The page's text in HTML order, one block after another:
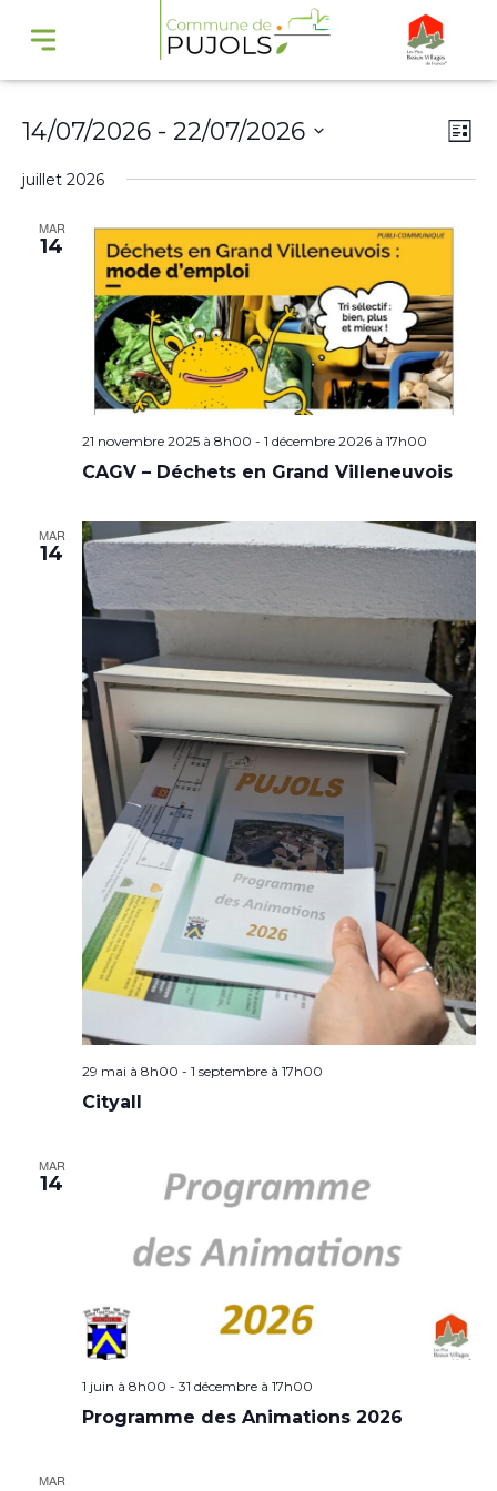
Liste
14/07/2026 - 22/07/2026
date.
juillet 2026
MAR
14
21 novembre 2025 à 8h00 - 1 décembre 2026 à 17h00
CAGV – Déchets en Grand Villeneuvois
MAR
14
29 mai à 8h00 - 1 septembre à 17h00
Cityall
MAR
14
1 juin à 8h00 - 31 décembre à 17h00
Programme des Animations 2026
MAR